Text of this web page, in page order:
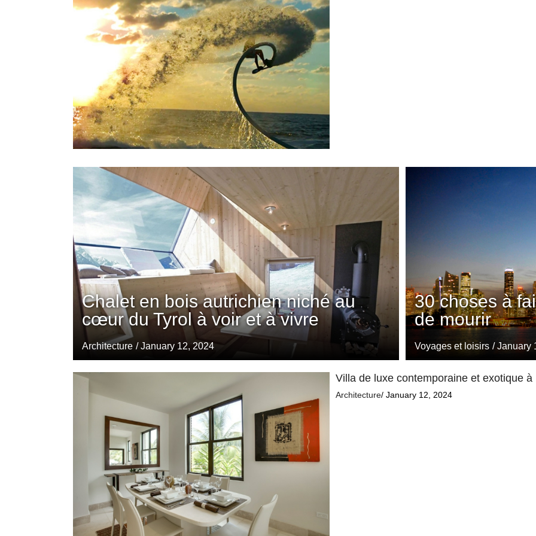
30 choses à
de mourir
Voyages et loisirs / January
Chalet en bois autrichien niché au
cœur du Tyrol à voir et à vivre
Architecture / January 12, 2024
Villa de luxe contemporaine et exotique à
Architecture/ January 12, 2024